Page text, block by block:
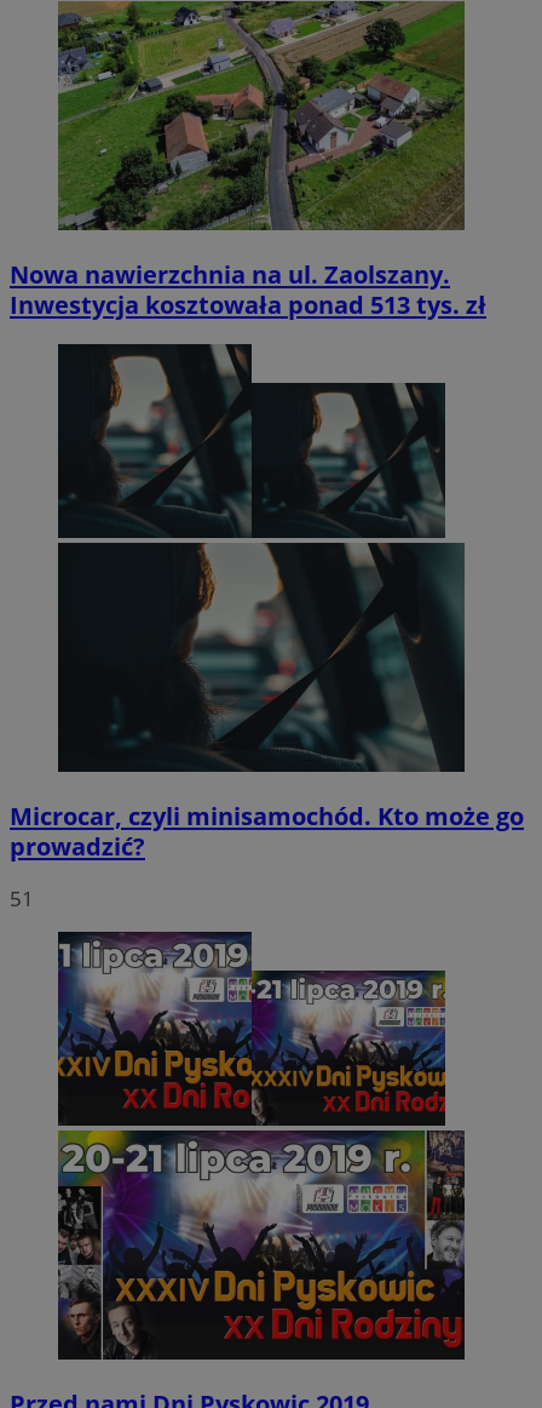
Nowa nawierzchnia na ul. Zaolszany.
Inwestycja kosztowała ponad 513 tys. zł
Microcar, czyli minisamochód. Kto może go
prowadzić?
51